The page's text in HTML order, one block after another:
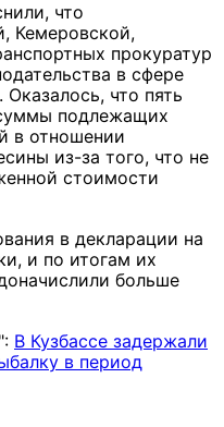
что
Кемеровской,
прокуратур
в сфере
что пять
подлежащих
в отношении
из-за того, что не
стоимости
в декларации на
и по итогам их
больше
В Кузбассе задержали
в период